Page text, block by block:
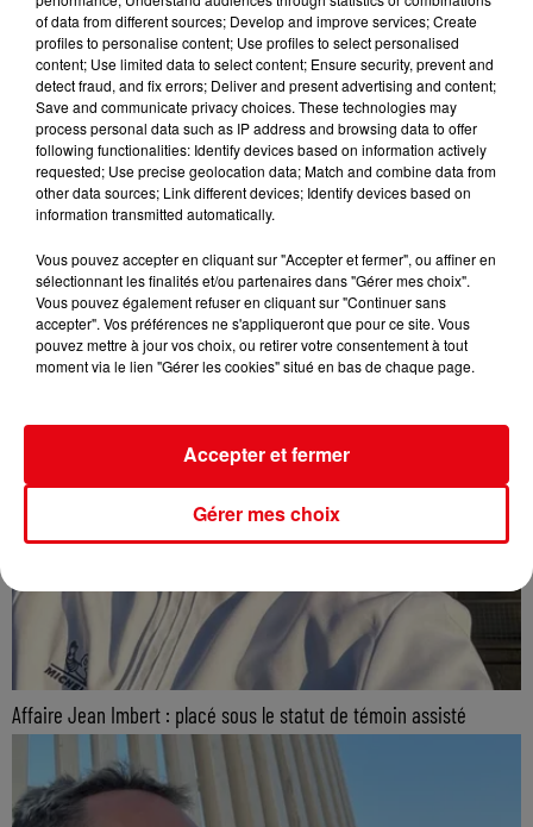
Nice : un salon de coiffure fermé après un contrôle
Affaire Jean Imbert : placé sous le statut de témoin assisté
of data from different sources; Develop and improve services; Create
profiles to personalise content; Use profiles to select personalised
content; Use limited data to select content; Ensure security, prevent and
detect fraud, and fix errors; Deliver and present advertising and content;
Save and communicate privacy choices. These technologies may
process personal data such as IP address and browsing data to offer
following functionalities: Identify devices based on information actively
requested; Use precise geolocation data; Match and combine data from
other data sources; Link different devices; Identify devices based on
information transmitted automatically.
Vous pouvez accepter en cliquant sur "Accepter et fermer", ou affiner en
sélectionnant les finalités et/ou partenaires dans "Gérer mes choix".
Vous pouvez également refuser en cliquant sur "Continuer sans
accepter". Vos préférences ne s'appliqueront que pour ce site. Vous
pouvez mettre à jour vos choix, ou retirer votre consentement à tout
moment via le lien "Gérer les cookies" situé en bas de chaque page.
Gérer mes choix
Accepter et fermer